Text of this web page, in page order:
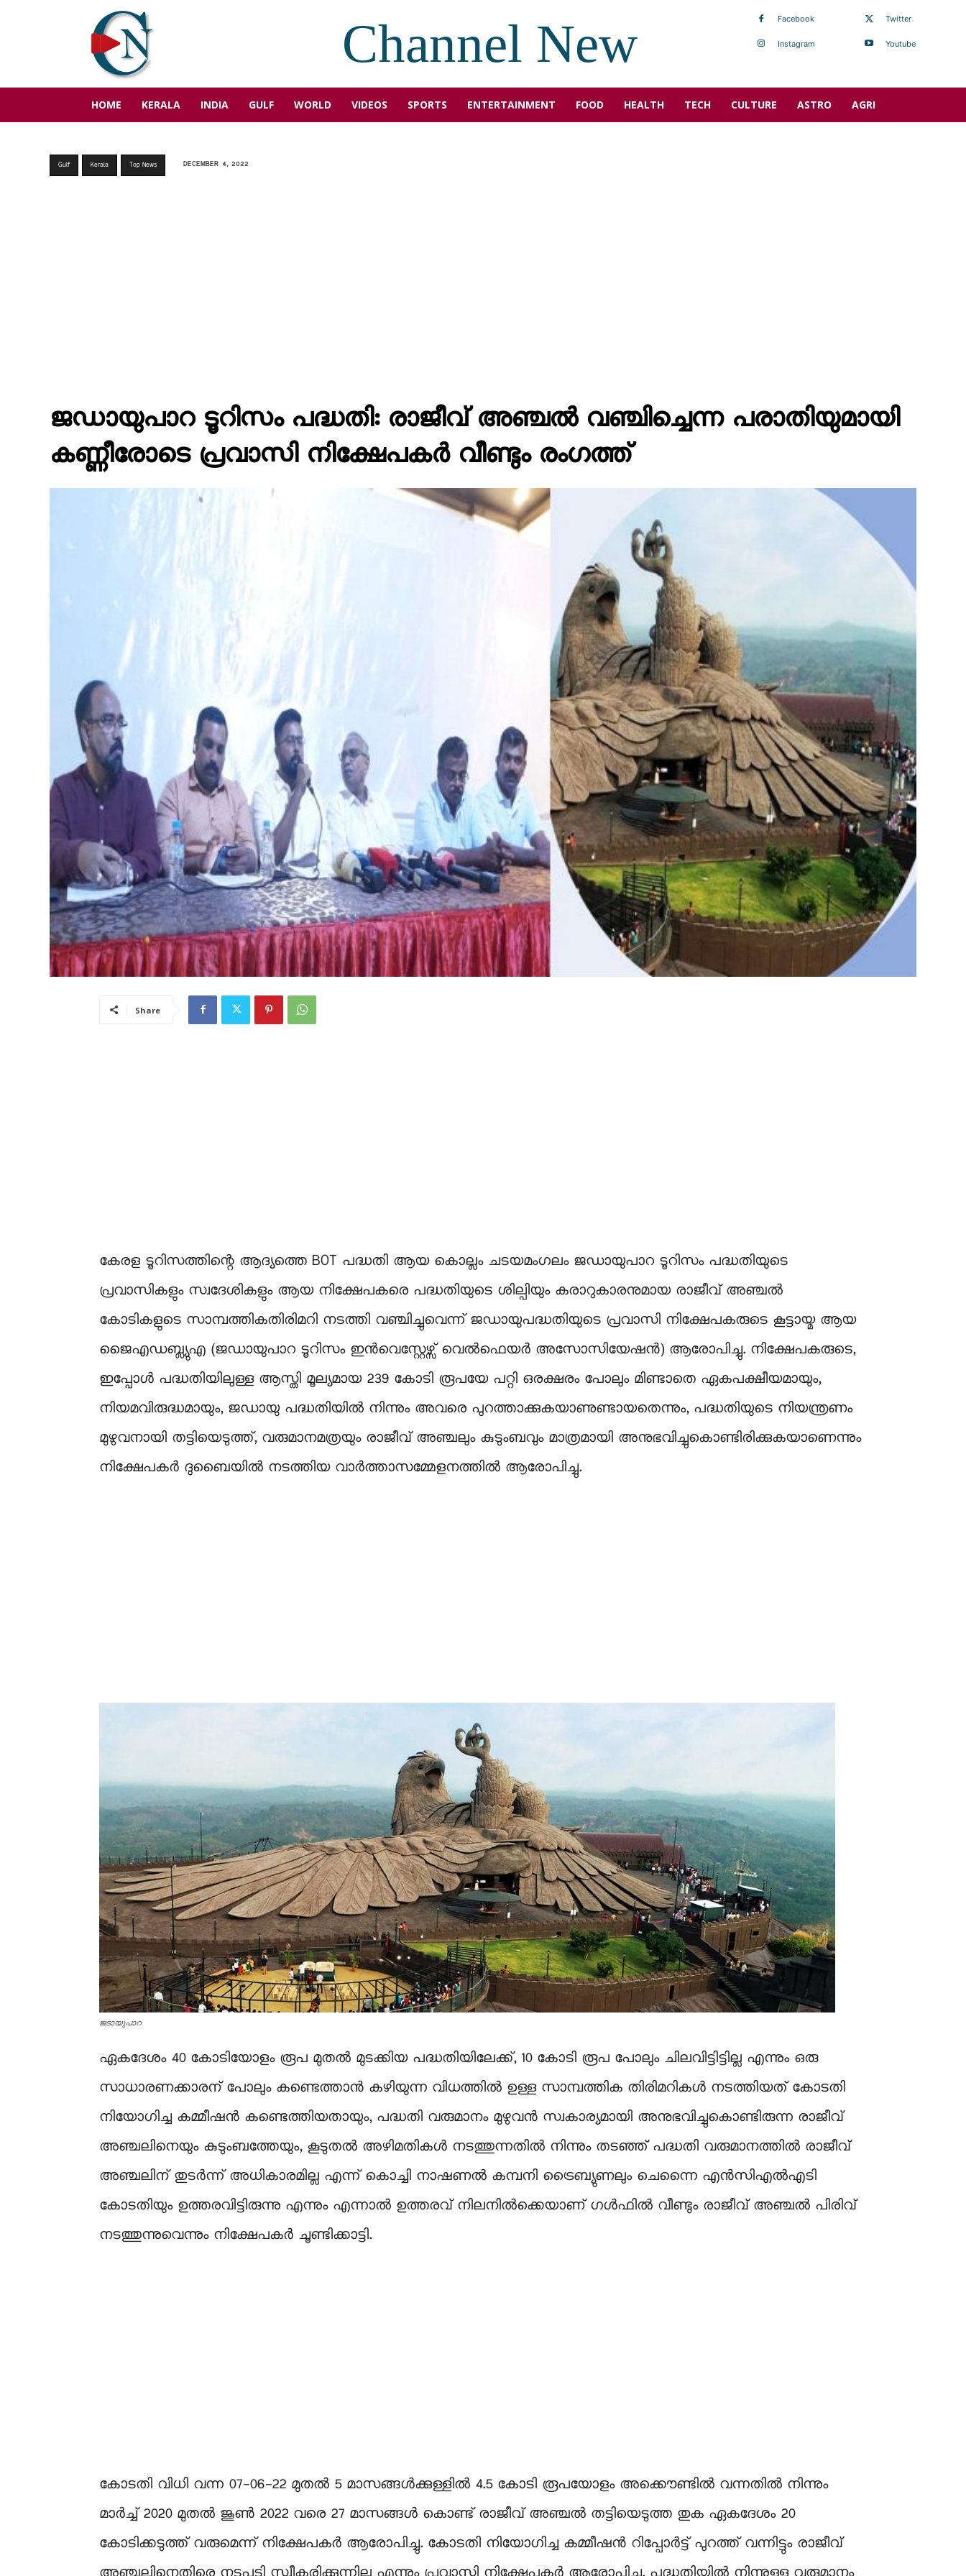
Channel New Facebook
Instagram
Twitter
Youtube
HOME KERALA INDIA GULF WORLD VIDEOS SPORTS ENTERTAINMENT FOOD HEALTH TECH CULTURE ASTRO AGRI
Gulf Kerala Top News DECEMBER 4, 2022
ജഡായുപാറ ടൂറിസം പദ്ധതി: രാജീവ് അഞ്ചൽ വഞ്ചിച്ചെന്ന പരാതിയുമായി
കണ്ണീരോടെ പ്രവാസി നിക്ഷേപകർ വീണ്ടും രംഗത്ത്
Share
കേരള ടൂറിസത്തിന്റെ ആദ്യത്തെ BOT പദ്ധതി ആയ കൊല്ലം ചടയമംഗലം ജഡായുപാറ ടൂറിസം പദ്ധതിയുടെ
പ്രവാസികളും സ്വദേശികളും ആയ നിക്ഷേപകരെ പദ്ധതിയുടെ ശില്പിയും കരാറുകാരനുമായ രാജീവ് അഞ്ചൽ
കോടികളുടെ സാമ്പത്തികതിരിമറി നടത്തി വഞ്ചിച്ചുവെന്ന് ജഡായുപദ്ധതിയുടെ പ്രവാസി നിക്ഷേപകരുടെ കൂട്ടായ്മ ആയ
ജെെഎഡബ്ല്യുഎ (ജഡായുപാറ ടൂറിസം ഇൻവെസ്റ്റേഴ്സ് വെൽഫെയർ അസോസിയേഷൻ) ആരോപിച്ചു. നിക്ഷേപകരുടെ,
ഇപ്പോൾ പദ്ധതിയിലുള്ള ആസ്തി മൂല്യമായ 239 കോടി രൂപയേ പറ്റി ഒരക്ഷരം പോലും മിണ്ടാതെ ഏകപക്ഷീയമായും,
നിയമവിരുദ്ധമായും, ജഡായു പദ്ധതിയിൽ നിന്നും അവരെ പുറത്താക്കുകയാണുണ്ടായതെന്നും, പദ്ധതിയുടെ നിയന്ത്രണം
മുഴുവനായി തട്ടിയെടുത്ത്, വരുമാനമത്രയും രാജീവ് അഞ്ചലും കുടുംബവും മാത്രമായി അനുഭവിച്ചുകൊണ്ടിരിക്കുകയാണെന്നും
നിക്ഷേപകർ ദുബൈയിൽ നടത്തിയ വാർത്താസമ്മേളനത്തിൽ ആരോപിച്ചു.
ജടായുപാറ
ഏകദേശം 40 കോടിയോളം രൂപ മുതൽ മുടക്കിയ പദ്ധതിയിലേക്ക്, 10 കോടി രൂപ പോലും ചിലവിട്ടിട്ടില്ല എന്നും ഒരു
സാധാരണക്കാരന് പോലും കണ്ടെത്താൻ കഴിയുന്ന വിധത്തിൽ ഉള്ള സാമ്പത്തിക തിരിമറികൾ നടത്തിയത് കോടതി
നിയോഗിച്ച കമ്മീഷൻ കണ്ടെത്തിയതായും, പദ്ധതി വരുമാനം മുഴുവൻ സ്വകാര്യമായി അനുഭവിച്ചുകൊണ്ടിരുന്ന രാജീവ്
അഞ്ചലിനെയും കുടുംബത്തേയും, കൂടുതൽ അഴിമതികൾ നടത്തുന്നതിൽ നിന്നും തടഞ്ഞ് പദ്ധതി വരുമാനത്തിൽ രാജീവ്
അഞ്ചലിന് തുടർന്ന് അധികാരമില്ല എന്ന് കൊച്ചി നാഷണൽ കമ്പനി ട്രൈബ്യുണലും ചെന്നൈ എൻസിഎൽഎടി
കോടതിയും ഉത്തരവിട്ടിരുന്നു എന്നും എന്നാൽ ഉത്തരവ് നിലനിൽക്കെയാണ് ഗൾഫിൽ വീണ്ടും രാജീവ് അഞ്ചൽ പിരിവ്
നടത്തുന്നുവെന്നും നിക്ഷേപകർ ചൂണ്ടിക്കാട്ടി.
കോടതി വിധി വന്ന 07-06-22 മുതൽ 5 മാസങ്ങൾക്കുള്ളിൽ 4.5 കോടി രൂപയോളം അക്കൌണ്ടിൽ വന്നതിൽ നിന്നും
മാർച്ച് 2020 മുതൽ ജൂൺ 2022 വരെ 27 മാസങ്ങൾ കൊണ്ട് രാജീവ് അഞ്ചൽ തട്ടിയെടുത്ത തുക ഏകദേശം 20
കോടിക്കടുത്ത് വരുമെന്ന് നിക്ഷേപകർ ആരോപിച്ചു. കോടതി നിയോഗിച്ച കമ്മീഷൻ റിപ്പോർട്ട് പുറത്ത് വന്നിട്ടും രാജീവ്